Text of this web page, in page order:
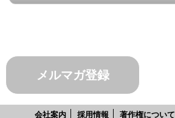
メルマガ登録
会社案内 採用情報 著作権について